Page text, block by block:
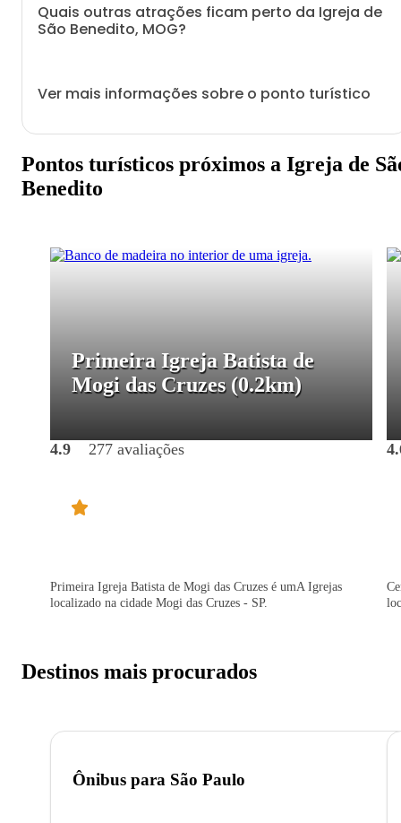
Quais outras atrações ficam perto da Igreja de
São Benedito, MOG?
Ver mais informações sobre o ponto turístico
Pontos turísticos próximos a Igreja de
Benedito
Primeira Igreja Batista de
Mogi das Cruzes (0.2km)
4.9 277 avaliações
Primeira Igreja Batista de Mogi das Cruzes é umA Igrejas
localizado na cidade Mogi das Cruzes - SP.
Destinos mais procurados
Ônibus para São Paulo